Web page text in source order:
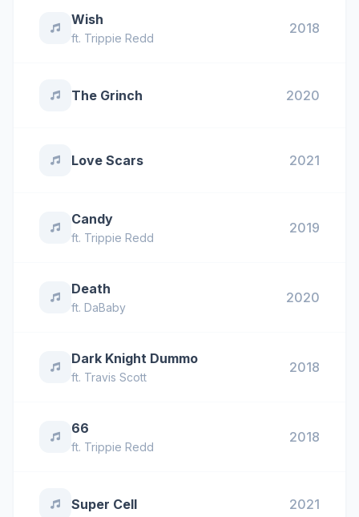
Wish
ft. Trippie Redd
2018
The Grinch 2020
Love Scars 2021
Candy
ft. Trippie Redd
2019
Death
ft. DaBaby
2020
Dark Knight Dummo
ft. Travis Scott
2018
66
ft. Trippie Redd
2018
Super Cell 2021